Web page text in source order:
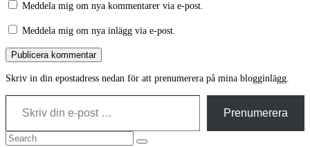
Meddela mig om nya kommentarer via e-post.
Meddela mig om nya inlägg via e-post.
Skriv in din epostadress nedan för att prenumerera på mina blogginlägg.
Skriv din e-post …
Prenumerera
Search